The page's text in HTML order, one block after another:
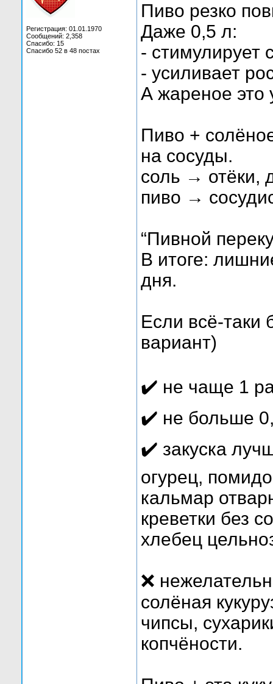
Регистрация: 01.01.1970
Сообщений: 2,358
Спасибо: 15
Спасибо 52 в 48 постах
Пиво резко
Даже 0,5 л:
- стимулирует
- усиливает
А жареное это
Пиво +
на сосуды.
соль → отёки,
пиво →
“Пивной
В итоге:
дня.
Если всё-таки
вариант)
✔️ не чаще 1
✔️ не больше
✔️ закуска
огурец,
кальмар
креветки без
хлебец
❌
солёная
чипсы,
копчёности.